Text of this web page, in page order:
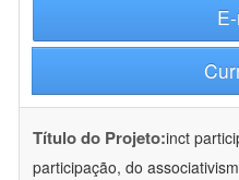
Título do Projeto:inct
participação, do